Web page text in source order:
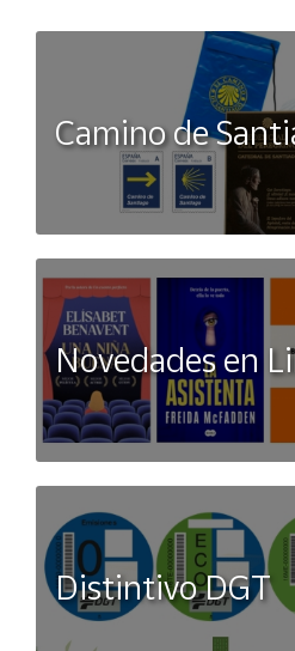
Camino de
Novedades en
Distintivo DGT